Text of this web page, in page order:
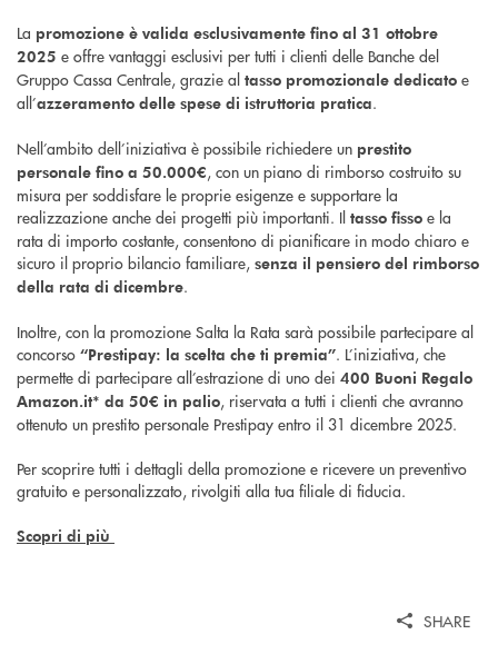
La promozione è valida esclusivamente fino al 31 ottobre
2025 e offre vantaggi esclusivi per tutti i clienti delle Banche del
Gruppo Cassa Centrale, grazie al tasso promozionale dedicato e
all’azzeramento delle spese di istruttoria pratica.
Nell’ambito dell’iniziativa è possibile richiedere un prestito
personale fino a 50.000€, con un piano di rimborso costruito su
misura per soddisfare le proprie esigenze e supportare la
realizzazione anche dei progetti più importanti. Il tasso fisso e la
rata di importo costante, consentono di pianificare in modo chiaro e
sicuro il proprio bilancio familiare, senza il pensiero del rimborso
della rata di dicembre.
Inoltre, con la promozione Salta la Rata sarà possibile partecipare al
concorso “Prestipay: la scelta che ti premia”. L’iniziativa, che
permette di partecipare all’estrazione di uno dei 400 Buoni Regalo
Amazon.it* da 50€ in palio, riservata a tutti i clienti che avranno
ottenuto un prestito personale Prestipay entro il 31 dicembre 2025.
Per scoprire tutti i dettagli della promozione e ricevere un preventivo
gratuito e personalizzato, rivolgiti alla tua filiale di fiducia.
Scopri di più
SHARE